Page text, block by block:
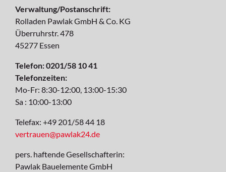
Verwaltung/Postanschrift:
Rolladen Pawlak GmbH & Co. KG
Überruhrstr. 478
45277 Essen
Telefon: 0201/58 10 41
Telefonzeiten:
Mo-Fr: 8:30-12:00, 13:00-15:30
Sa : 10:00-13:00
Telefax: +49 201/58 44 18
vertrauen@pawlak24.de
pers. haftende Gesellschafterin:
Pawlak Bauelemente GmbH